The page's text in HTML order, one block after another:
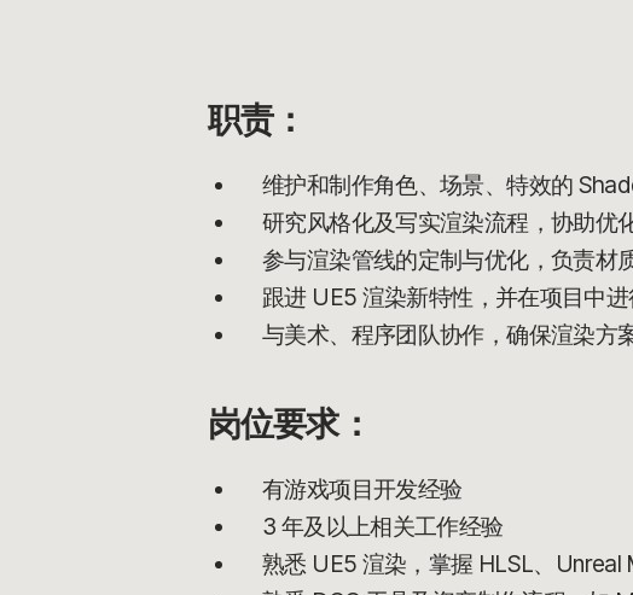
职责：
维护和制作角色、场景、特效的
研究风格化及写实渲染流程，协助优
参与渲染管线的定制与优化，负责材
跟进 UE5 渲染新特性，并在项目中
与美术、程序团队协作，确保渲染方
岗位要求：
有游戏项目开发经验
3 年及以上相关工作经验
熟悉 UE5 渲染，掌握 HLSL、